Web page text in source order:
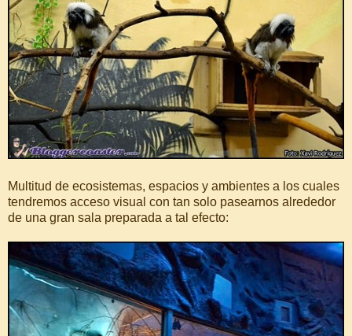
Multitud de ecosistemas, espacios y ambientes a los cuales
tendremos acceso visual con tan solo pasearnos alrededor
de una gran sala preparada a tal efecto: